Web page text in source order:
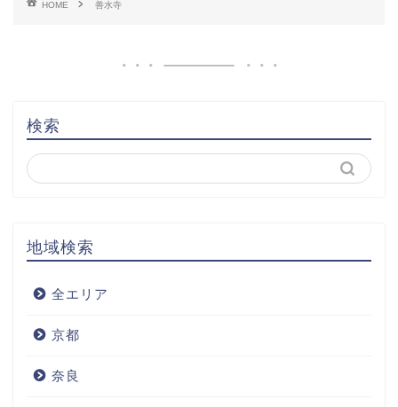
HOME 善水寺
検索
地域検索
全エリア
京都
奈良